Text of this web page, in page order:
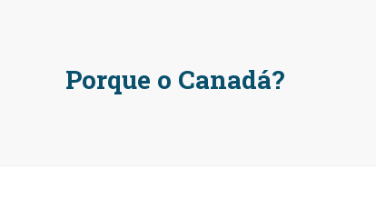
Porque o Canadá?